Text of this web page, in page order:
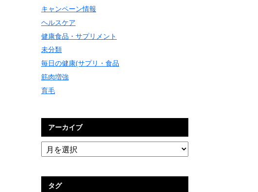
キャンペーン情報
ヘルスケア
健康食品・サプリメント
未分類
毎日の健康(サプリ・食品
筋肉増強
育毛
アーカイブ
タグ